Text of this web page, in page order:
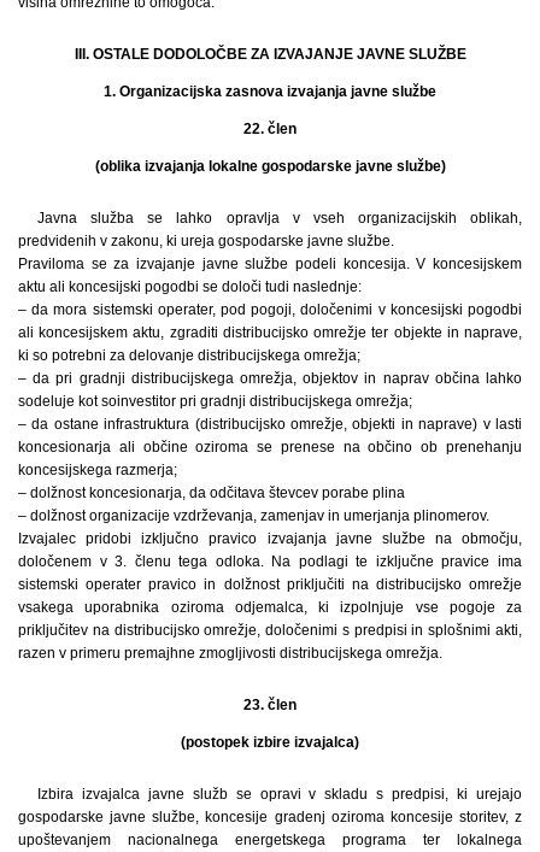
III. OSTALE DODOLOČBE ZA IZVAJANJE JAVNE SLUŽBE
1. Organizacijska zasnova izvajanja javne službe
22. člen
(oblika izvajanja lokalne gospodarske javne službe)
Javna služba se lahko opravlja v vseh organizacijskih oblikah,
predvidenih v zakonu, ki ureja gospodarske javne službe.
Praviloma se za izvajanje javne službe podeli koncesija. V koncesijskem
aktu ali koncesijski pogodbi se določi tudi naslednje:
– da mora sistemski operater, pod pogoji, določenimi v koncesijski pogodbi
ali koncesijskem aktu, zgraditi distribucijsko omrežje ter objekte in naprave,
ki so potrebni za delovanje distribucijskega omrežja;
– da pri gradnji distribucijskega omrežja, objektov in naprav občina lahko
sodeluje kot soinvestitor pri gradnji distribucijskega omrežja;
– da ostane infrastruktura (distribucijsko omrežje, objekti in naprave) v lasti
koncesionarja ali občine oziroma se prenese na občino ob prenehanju
koncesijskega razmerja;
– dolžnost koncesionarja, da odčitava števcev porabe plina
– dolžnost organizacije vzdrževanja, zamenjav in umerjanja plinomerov.
Izvajalec pridobi izključno pravico izvajanja javne službe na območju,
določenem v 3. členu tega odloka. Na podlagi te izključne pravice ima
sistemski operater pravico in dolžnost priključiti na distribucijsko omrežje
vsakega uporabnika oziroma odjemalca, ki izpolnjuje vse pogoje za
priključitev na distribucijsko omrežje, določenimi s predpisi in splošnimi akti,
razen v primeru premajhne zmogljivosti distribucijskega omrežja.
23. člen
(postopek izbire izvajalca)
Izbira izvajalca javne služb se opravi v skladu s predpisi, ki urejajo
gospodarske javne službe, koncesije gradenj oziroma koncesije storitev, z
upoštevanjem nacionalnega energetskega programa ter lokalnega